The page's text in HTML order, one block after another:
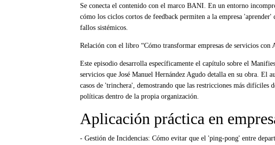
Se conecta el contenido con el marco BANI. En un entorno
cómo los ciclos cortos de feedback permiten a la empresa
fallos sistémicos.
Relación con el libro “Cómo transformar empresas de servicios
Este episodio desarrolla específicamente el capítulo sobre el
servicios que José Manuel Hernández Agudo detalla en su obra.
casos de 'trinchera', demostrando que las restricciones más difíciles
políticas dentro de la propia organización.
Aplicación práctica en
- Gestión de Incidencias: Cómo evitar que el 'ping-pong' entre